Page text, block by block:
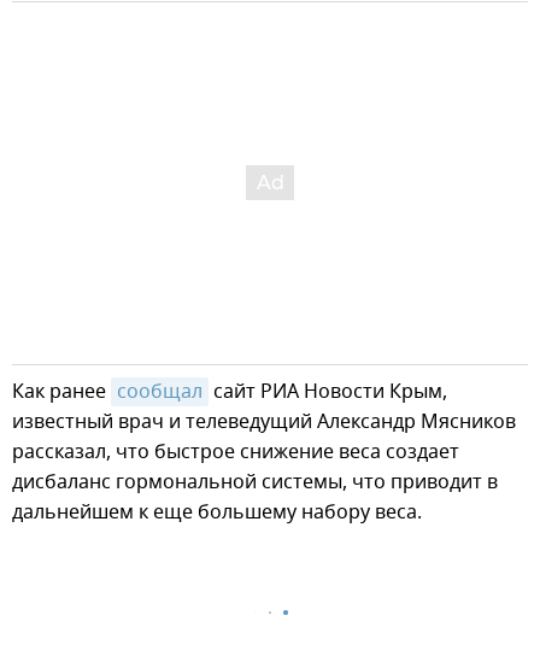
Как ранее сообщал сайт РИА Новости Крым,
известный врач и телеведущий Александр Мясников
рассказал, что быстрое снижение веса создает
дисбаланс гормональной системы, что приводит в
дальнейшем к еще большему набору веса.